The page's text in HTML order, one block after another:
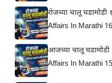
रोजच्या चालू
Affairs In Marathi
आजच्या चालू
Affairs In Marathi